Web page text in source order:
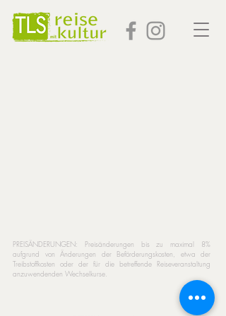
PREISÄNDERUNGEN: Preisänderungen bis zu maximal 8%
aufgrund von Änderungen der Beförderungskosten, etwa der
Treibstoffkosten oder der für die betreffende Reiseveranstaltung
anzuwendenden Wechselkurse.